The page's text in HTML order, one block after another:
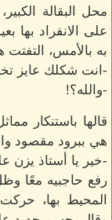
محل البقالة
على الانفراد بها
به بالأمس، التفتت
-انت شكلك عايز
-والله؟!
قالها باستنكار
هي ببرود مقصود
-خير يا أستاذ يزن
رفع حاجبيه معًا
المحيط بها،